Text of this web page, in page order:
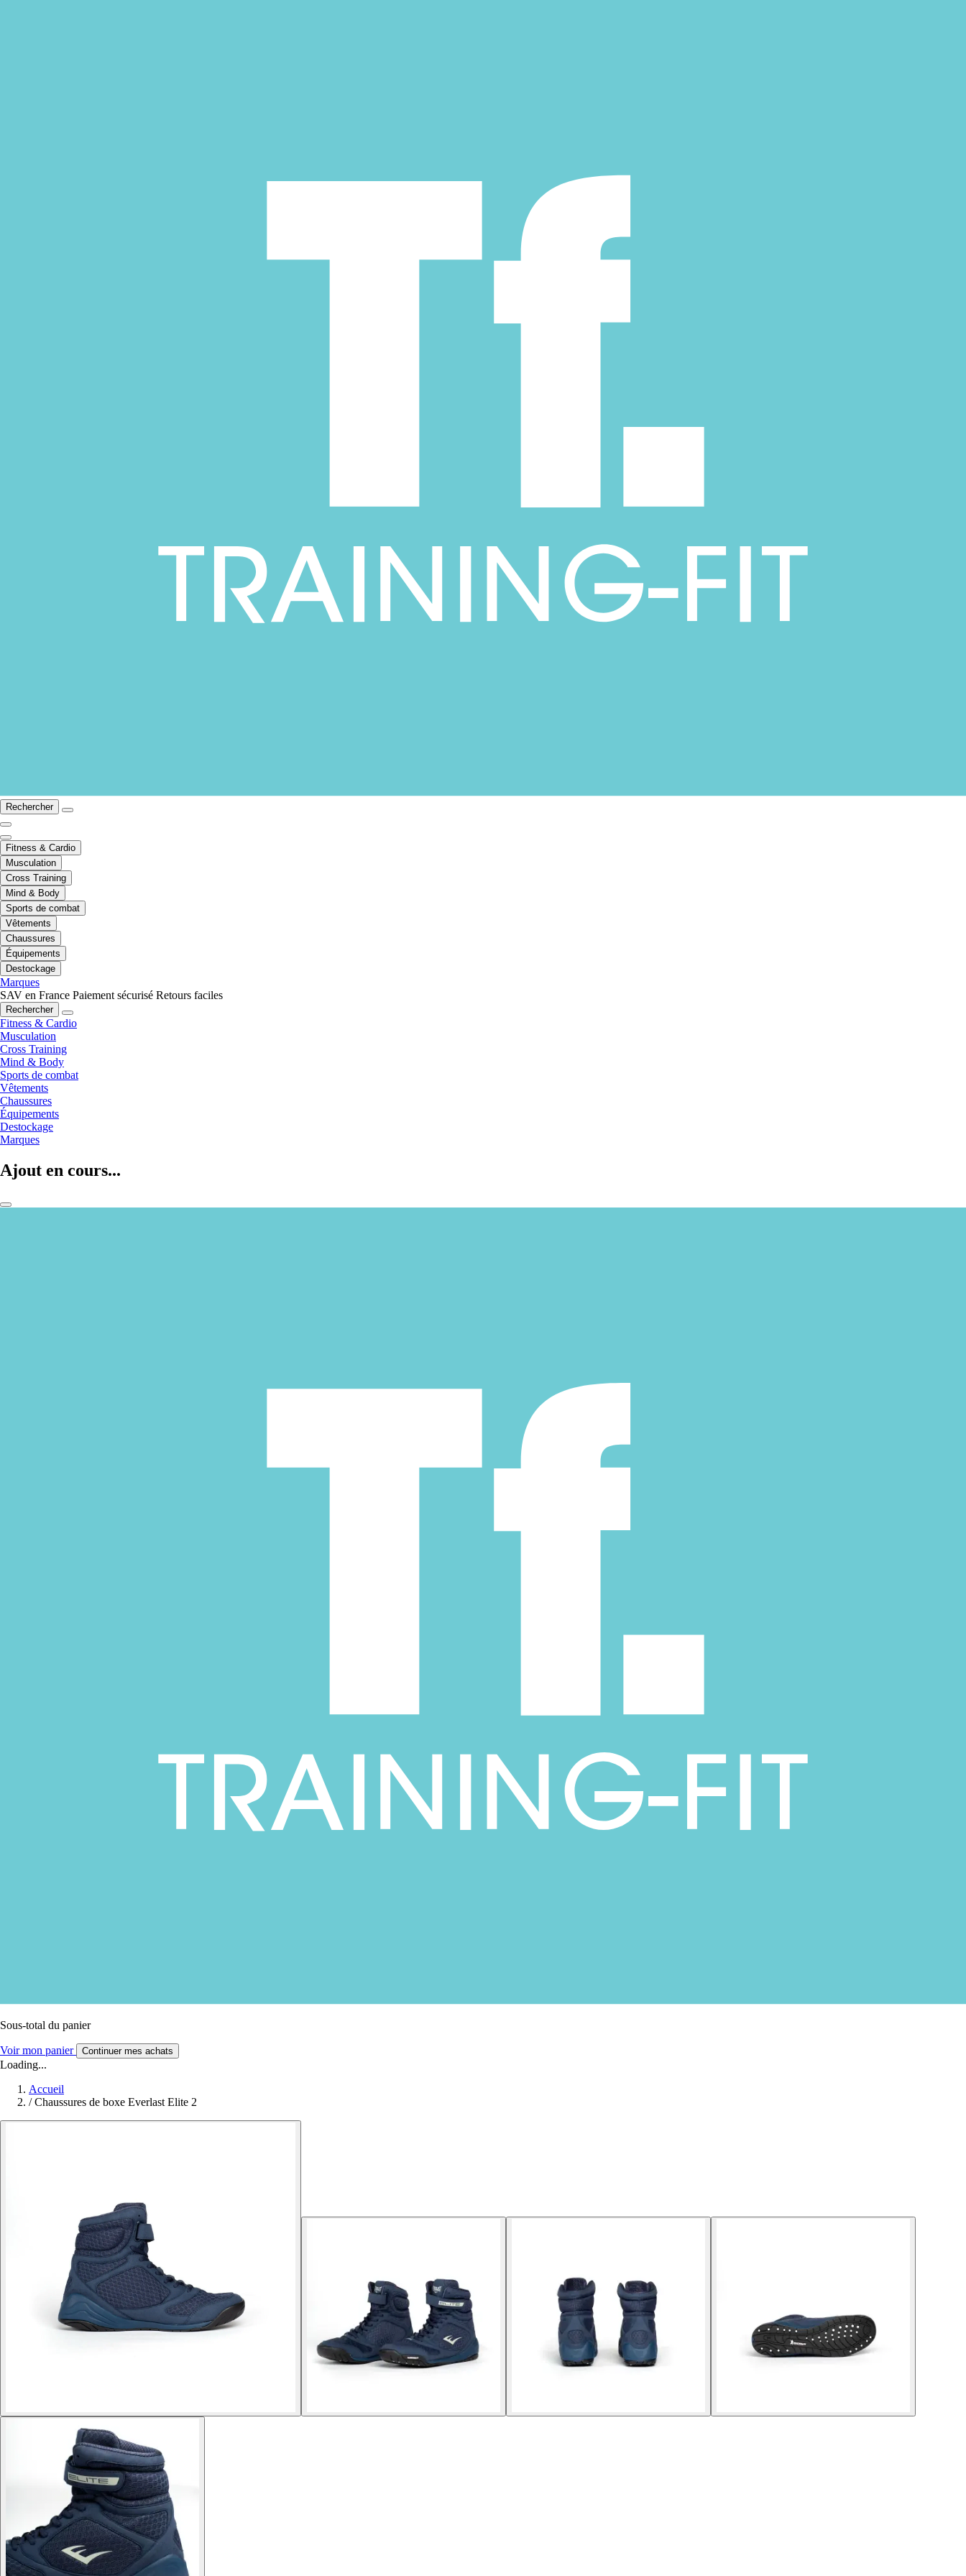
Rechercher
Fitness & Cardio
Musculation
Cross Training
Mind & Body
Sports de combat
Vêtements
Chaussures
Équipements
Destockage
Marques
SAV en France Paiement sécurisé Retours faciles
Rechercher
Fitness & Cardio
Musculation
Cross Training
Mind & Body
Sports de combat
Vêtements
Chaussures
Équipements
Destockage
Marques
Ajout en cours...
Sous-total du panier
Voir mon panier Continuer mes achats
Loading...
Accueil
/ Chaussures de boxe Everlast Elite 2